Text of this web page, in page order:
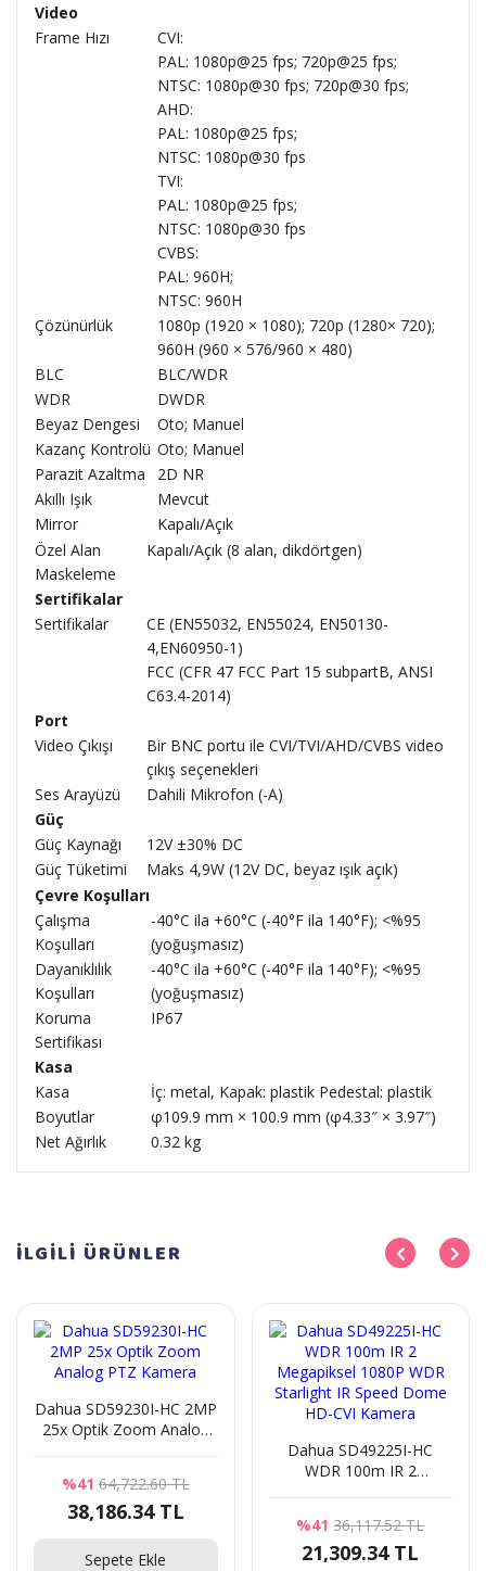
Video
Frame Hızı
CVI:
PAL: 1080p@25 fps; 720p@25 fps;
NTSC: 1080p@30 fps; 720p@30 fps;
AHD:
PAL: 1080p@25 fps;
NTSC: 1080p@30 fps
TVI:
PAL: 1080p@25 fps;
NTSC: 1080p@30 fps
CVBS:
PAL: 960H;
NTSC: 960H
Çözünürlük
1080p (1920 × 1080); 720p (1280× 720);
960H (960 × 576/960 × 480)
BLC
BLC/WDR
WDR
DWDR
Beyaz Dengesi
Oto; Manuel
Kazanç Kontrolü Oto; Manuel
Parazit Azaltma
2D NR
Akıllı Işık
Mevcut
Mirror
Kapalı/Açık
Özel Alan
Maskeleme
Kapalı/Açık (8 alan, dikdörtgen)
Sertifikalar
Sertifikalar
CE (EN55032, EN55024, EN50130-
4,EN60950-1)
FCC (CFR 47 FCC Part 15 subpartB, ANSI
C63.4-2014)
Port
Video Çıkışı
Bir BNC portu ile CVI/TVI/AHD/CVBS video
çıkış seçenekleri
Ses Arayüzü
Dahili Mikrofon (-A)
Güç
Güç Kaynağı
12V ±30% DC
Güç Tüketimi
Maks 4,9W (12V DC, beyaz ışık açık)
Çevre Koşulları
Çalışma
Koşulları
-40°C ila +60°C (-40°F ila 140°F); <%95
(yoğuşmasız)
Dayanıklılık
Koşulları
-40°C ila +60°C (-40°F ila 140°F); <%95
(yoğuşmasız)
Koruma
Sertifikası
IP67
Kasa
Kasa
İç: metal, Kapak: plastik Pedestal: plastik
Boyutlar
φ109.9 mm × 100.9 mm (φ4.33″ × 3.97″)
Net Ağırlık
0.32 kg
İLGİLİ ÜRÜNLER
Dahua SD59230I-HC 2MP
25x Optik Zoom Analog
%41 64,722.60 TL
38,186.34 TL
Sepete Ekle
Dahua SD49225I-HC
WDR 100m IR 2
HD-CVI Kamera
%41 36,117.52 TL
21,309.34 TL